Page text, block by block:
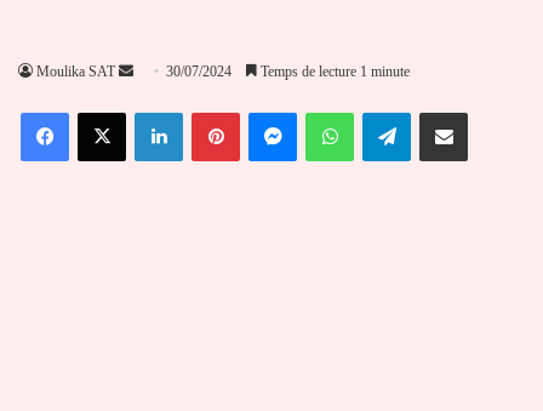
Moulika SAT
Envoyer
courriel
30/07/2024 Temps de lecture 1 minute
FacebookX LinkedinPinterestMessengerWhatsAppTelegramPartager par email